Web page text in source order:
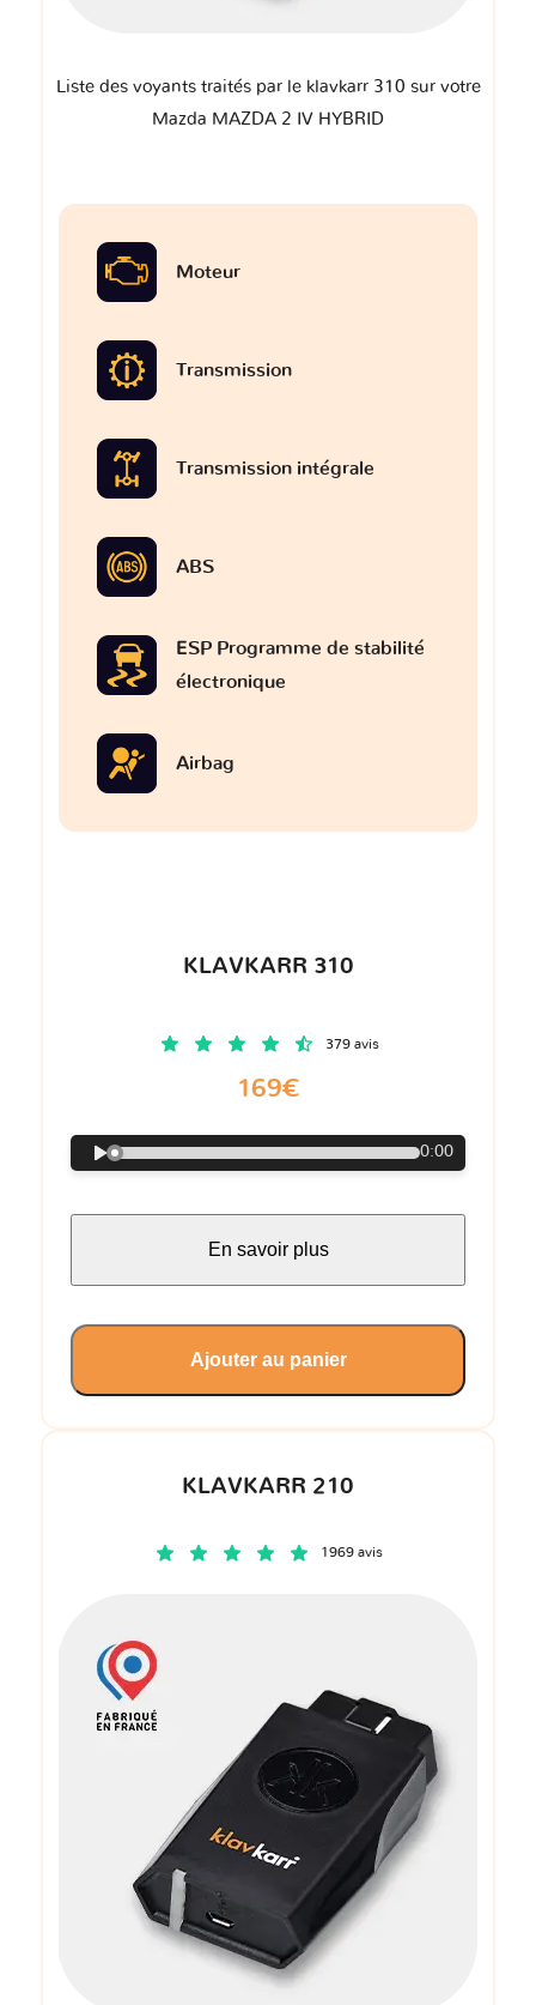
KLAVKARR 210
1969 avis
Liste des voyants traités par le klavkarr 310 sur votre
Mazda MAZDA 2 IV HYBRID
Moteur
Transmission
Transmission intégrale
ABS
ESP Programme de stabilité
électronique
Airbag
KLAVKARR 310
379 avis
169€
0:00
En savoir plus
Ajouter au panier